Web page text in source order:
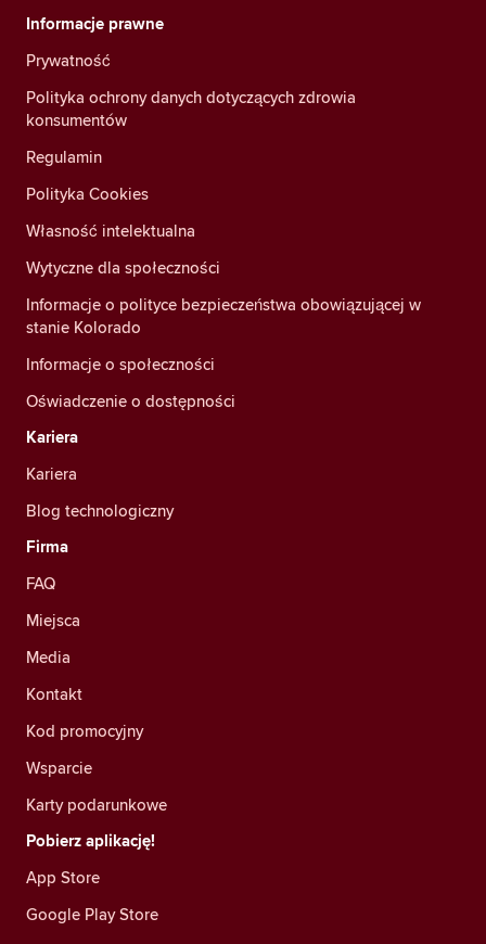
Informacje prawne
Prywatność
Polityka ochrony danych dotyczących zdrowia
konsumentów
Regulamin
Polityka Cookies
Własność intelektualna
Wytyczne dla społeczności
Informacje o polityce bezpieczeństwa obowiązującej w
stanie Kolorado
Informacje o społeczności
Oświadczenie o dostępności
Kariera
Kariera
Blog technologiczny
Firma
FAQ
Miejsca
Media
Kontakt
Kod promocyjny
Wsparcie
Karty podarunkowe
Pobierz aplikację!
App Store
Google Play Store